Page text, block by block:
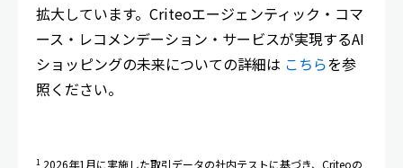
拡大しています。Criteoエージェンティック・コマ
ース・レコメンデーション・サービスが実現するAI
ショッピングの未来についての詳細は こちらを参
照ください。
1 2026年1月に実施した取引データの社内テストに基づき、Criteoの